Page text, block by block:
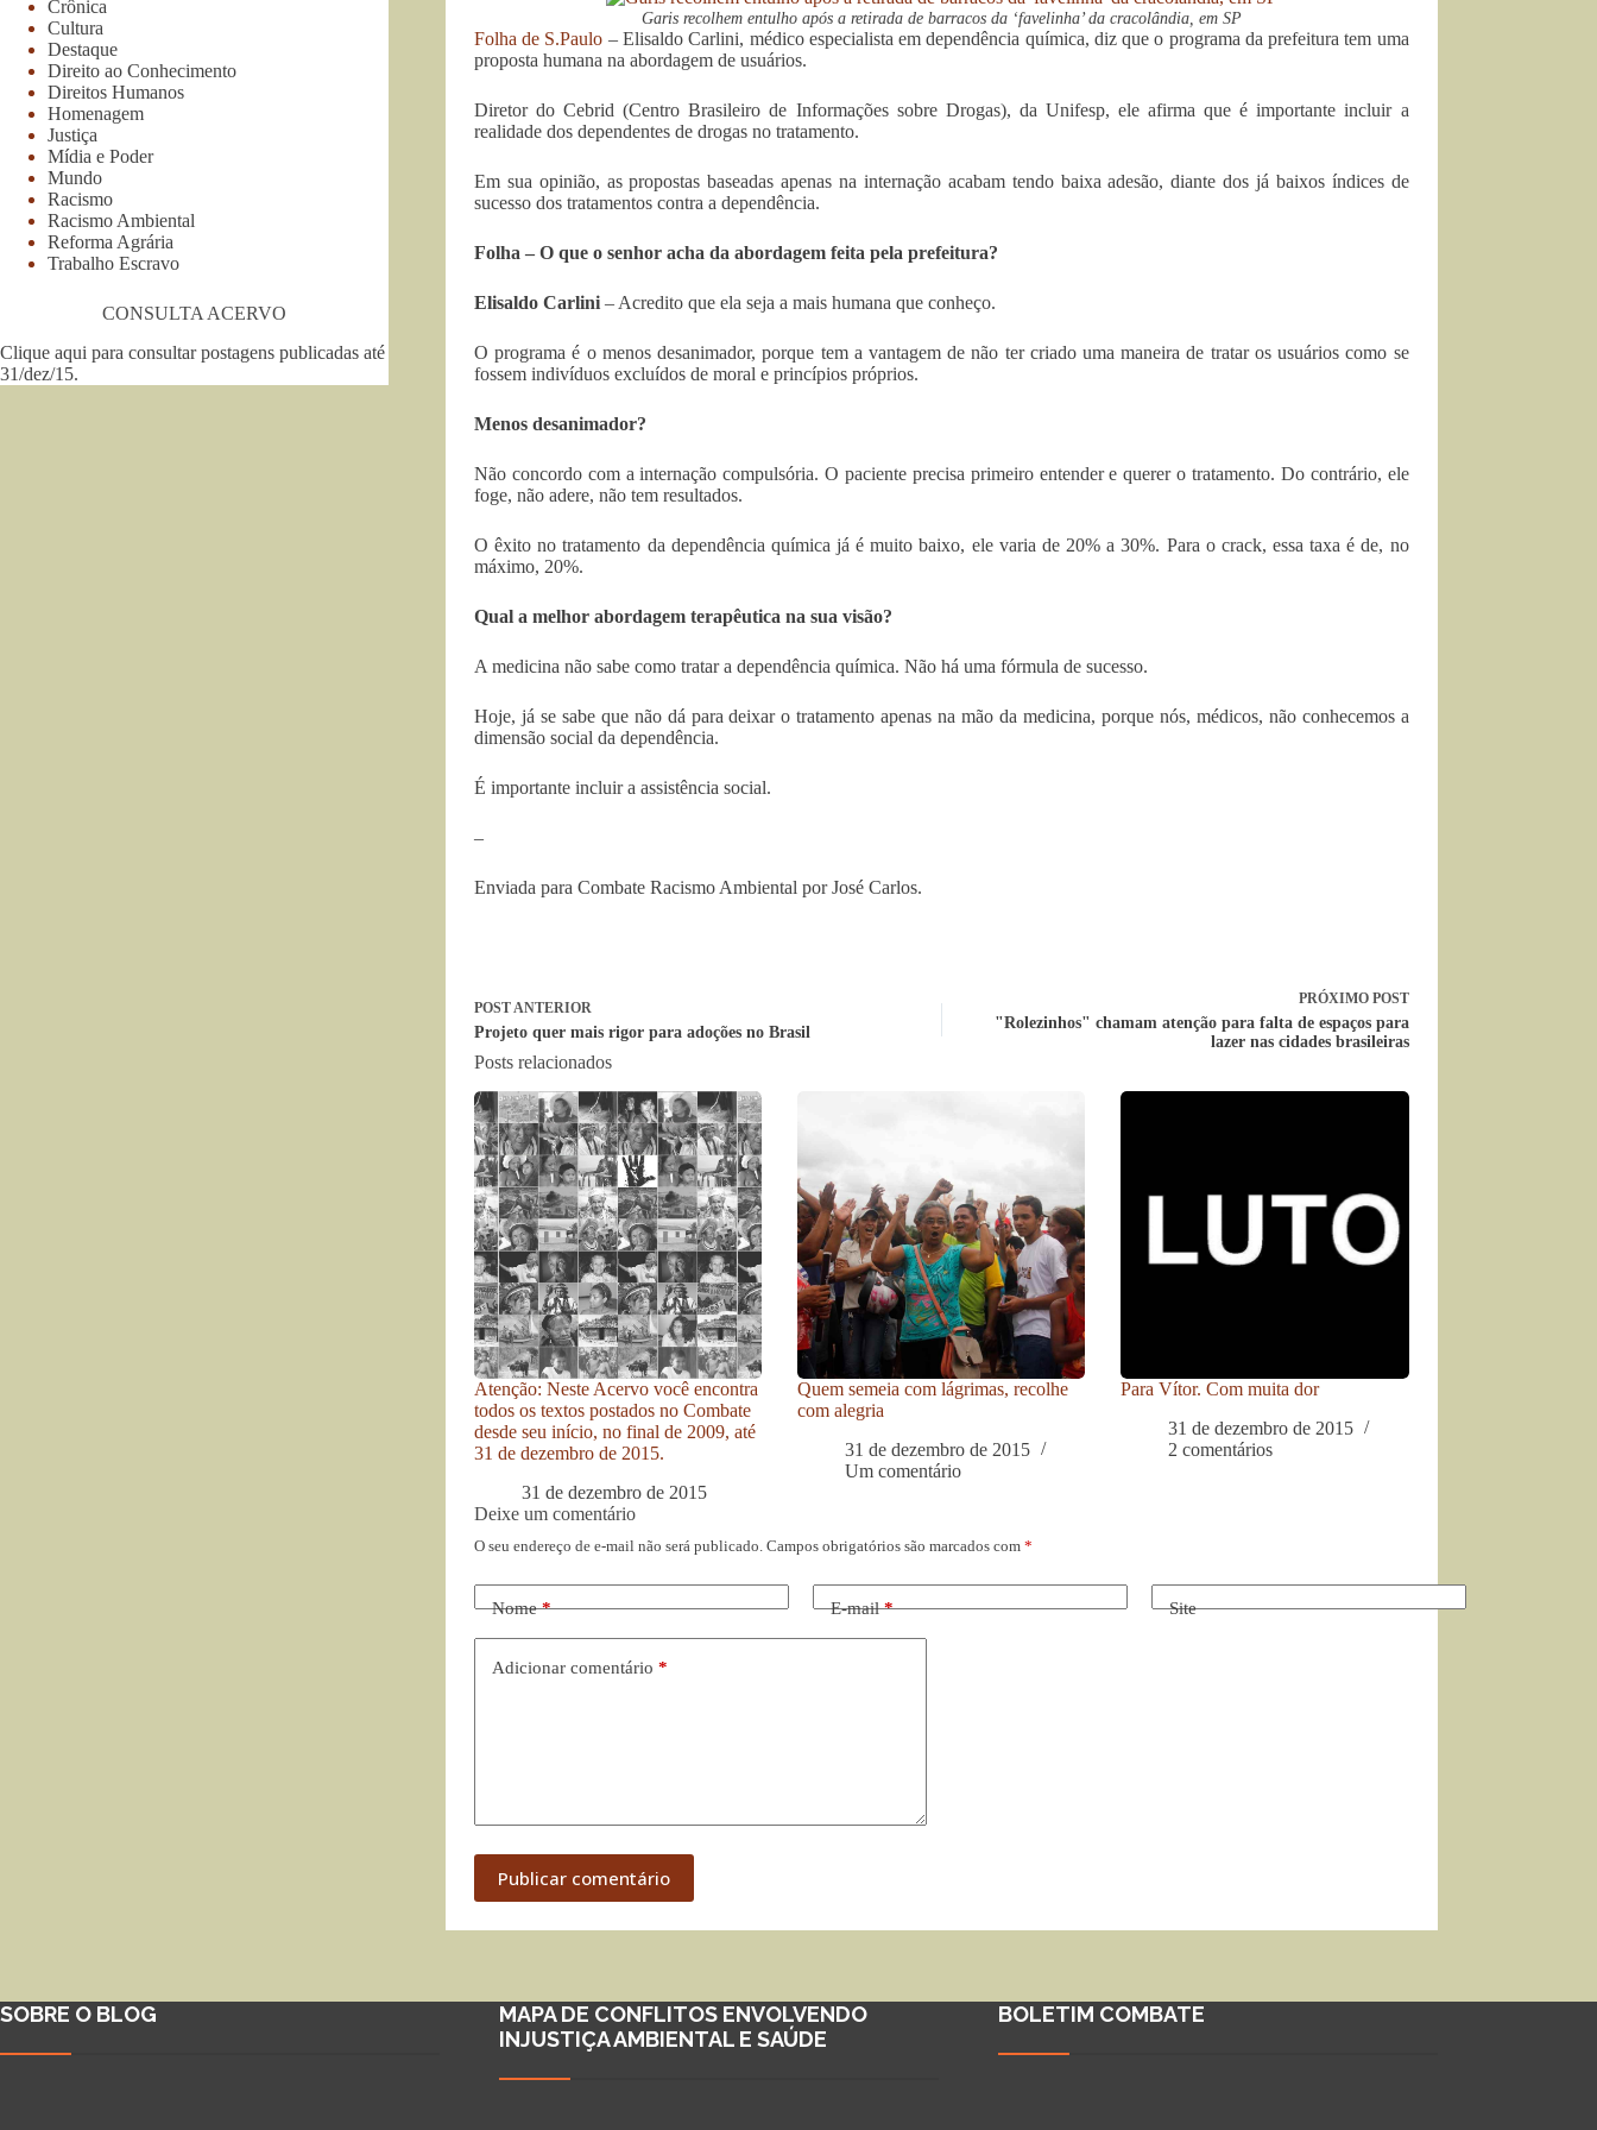
Garis recolhem entulho após a retirada de barracos da ‘favelinha’ da cracolândia, em SP
Folha de S.Paulo – Elisaldo Carlini, médico especialista em dependência química, diz que o programa da prefeitura tem uma
proposta humana na abordagem de usuários.
Diretor do Cebrid (Centro Brasileiro de Informações sobre Drogas), da Unifesp, ele afirma que é importante incluir a
realidade dos dependentes de drogas no tratamento.
Em sua opinião, as propostas baseadas apenas na internação acabam tendo baixa adesão, diante dos já baixos índices de
sucesso dos tratamentos contra a dependência.
Folha – O que o senhor acha da abordagem feita pela prefeitura?
Elisaldo Carlini– Acredito que ela seja a mais humana que conheço.
O programa é o menos desanimador, porque tem a vantagem de não ter criado uma maneira de tratar os usuários como se
fossem indivíduos excluídos de moral e princípios próprios.
Menos desanimador?
Não concordo com a internação compulsória. O paciente precisa primeiro entender e querer o tratamento. Do contrário, ele
foge, não adere, não tem resultados.
O êxito no tratamento da dependência química já é muito baixo, ele varia de 20% a 30%. Para o crack, essa taxa é de, no
máximo, 20%.
Qual a melhor abordagem terapêutica na sua visão?
A medicina não sabe como tratar a dependência química. Não há uma fórmula de sucesso.
Hoje, já se sabe que não dá para deixar o tratamento apenas na mão da medicina, porque nós, médicos, não conhecemos a
dimensão social da dependência.
É importante incluir a assistência social.
–
Enviada para Combate Racismo Ambiental por José Carlos.
POSTANTERIOR
Projeto quer mais rigor para adoções no Brasil
PRÓXIMO POST
"Rolezinhos" chamam atenção para falta de espaços para
lazer nas cidades brasileiras
Posts relacionados
Atenção: Neste Acervo você encontra
todos os textos postados no Combate
desde seu início, no final de 2009, até
31 de dezembro de 2015.
31 de dezembro de 2015
Quem semeia com lágrimas, recolhe
com alegria
31 de dezembro de 2015
Um comentário
Para Vítor. Com muita dor
31 de dezembro de 2015
2 comentários
Deixe um comentário
O seu endereço de e-mail não será publicado. Campos obrigatórios são marcados com *
Nome* E-mail* Site
Adicionar comentário *
Publicar comentário
Crônica
Cultura
Destaque
Direito ao Conhecimento
Direitos Humanos
Homenagem
Justiça
Mídia e Poder
Mundo
Racismo
Racismo Ambiental
Reforma Agrária
Trabalho Escravo
CONSULTA ACERVO
Clique aqui para consultar postagens publicadas até
31/dez/15.
SOBRE O BLOG
MAPA DE CONFLITOS ENVOLVENDO
INJUSTIÇA AMBIENTAL E SAÚDE
BOLETIM COMBATE